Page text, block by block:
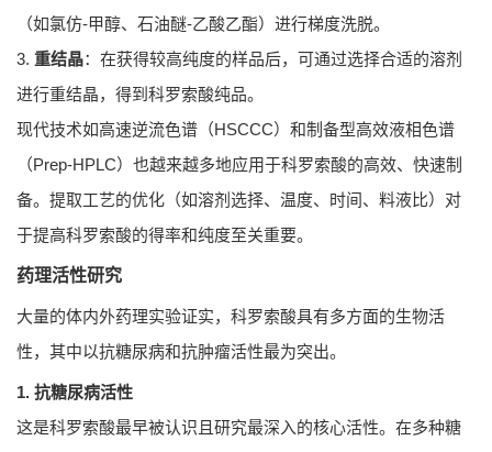
（如氯仿-甲醇、石油醚-乙酸乙酯）进行梯度洗脱。
3. 重结晶：在获得较高纯度的样品后，可通过选择合适的溶剂
进行重结晶，得到科罗索酸纯品。
现代技术如高速逆流色谱（HSCCC）和制备型高效液相色谱
（Prep-HPLC）也越来越多地应用于科罗索酸的高效、快速制
备。提取工艺的优化（如溶剂选择、温度、时间、料液比）对
于提高科罗索酸的得率和纯度至关重要。
药理活性研究
大量的体内外药理实验证实，科罗索酸具有多方面的生物活
性，其中以抗糖尿病和抗肿瘤活性最为突出。
1. 抗糖尿病活性
这是科罗索酸最早被认识且研究最深入的核心活性。在多种糖